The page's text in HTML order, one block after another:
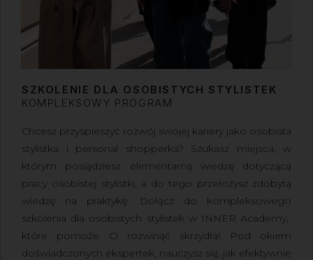
SZKOLENIE DLA OSOBISTYCH STYLISTEK
KOMPLEKSOWY PROGRAM
Chcesz przyspieszyć rozwój swojej kariery jako osobista
stylistka i personal shopperka? Szukasz miejsca, w
którym posiądziesz elementarną wiedzę dotyczącą
pracy osobistej stylistki, a do tego przełożysz zdobytą
wiedzę na praktykę. Dołącz do kompleksowego
szkolenia dla osobistych stylistek w INNER Academy,
które pomoże Ci rozwinąć skrzydła! Pod okiem
doświadczonych ekspertek, nauczysz się, jak efektywnie